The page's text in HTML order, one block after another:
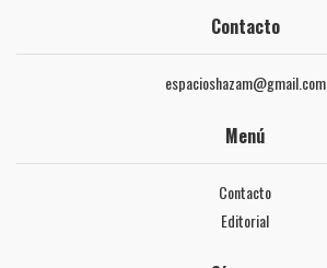
Contacto
espacioshazam@gmail.com
Menú
Contacto
Editorial